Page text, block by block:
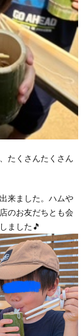
たくさんたくさん
来ました。ハムや
のお友だちとも会
ました🎵